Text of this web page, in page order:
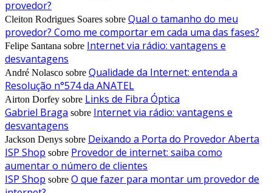
provedor?
Cleiton Rodrigues Soares sobre Qual o tamanho do meu
provedor? Como me comportar em cada uma das fases?
Felipe Santana sobre Internet via rádio: vantagens e
desvantagens
André Nolasco sobre Qualidade da Internet: entenda a
Resolução n°574 da ANATEL
Airton Dorfey sobre Links de Fibra Óptica
Gabriel Braga sobre Internet via rádio: vantagens e
desvantagens
Jackson Denys sobre Deixando a Porta do Provedor Aberta
ISP Shop sobre Provedor de internet: saiba como
aumentar o número de clientes
ISP Shop sobre O que fazer para montar um provedor de